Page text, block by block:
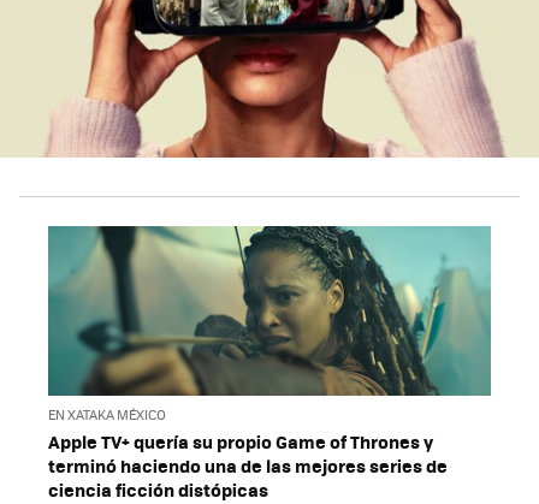
EN XATAKA MÉXICO
Apple TV+ quería su propio Game of Thrones y
terminó haciendo una de las mejores series de
ciencia ficción distópicas